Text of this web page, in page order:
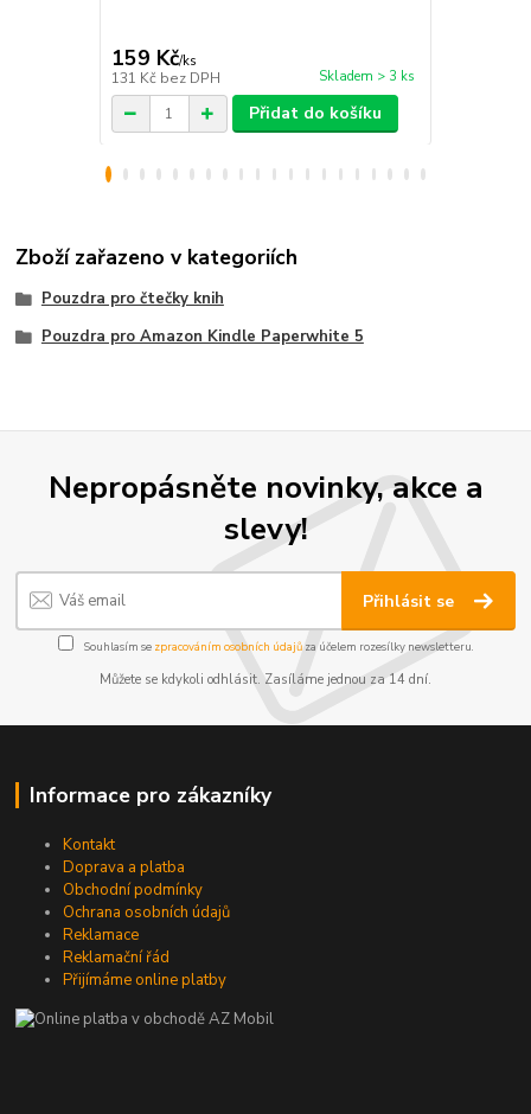
159 Kč/ks
131 Kč bez DPH Skladem > 3 ks
Přidat do košíku
Zboží zařazeno v kategoriích
Pouzdra pro čtečky knih
Pouzdra pro Amazon Kindle Paperwhite 5
Nepropásněte novinky, akce a
slevy!
Přihlásit se
Souhlasím se zpracováním osobních údajůza účelem rozesílky newsletteru.
Můžete se kdykoli odhlásit. Zasíláme jednou za 14 dní.
Informace pro zákazníky
Kontakt
Doprava a platba
Obchodní podmínky
Ochrana osobních údajů
Reklamace
Reklamační řád
Přijímáme online platby